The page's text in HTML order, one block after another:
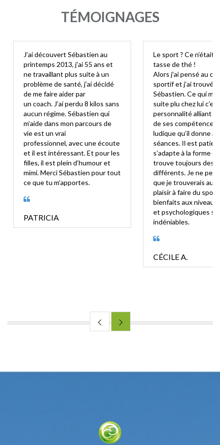
TÉMOIGNAGES
J’ai découvert Sébastien au
printemps 2013, j’ai 55 ans et
ne travaillant plus suite à un
problème de santé, j’ai décidé
de me faire aider par
un coach. J’ai perdu 8 kilos sans
aucun régime. Sébastien qui
m’aide dans mon parcours de
vie est un vrai
professionnel, avec une écoute
et il est intéressant. Et pour les
filles, il est plein d’humour et
mimi. Merci Sébastien pour tout
ce que tu m’apportes.
PATRICIA
Le sport ? Ce n’était
tasse de thé !
Alors j’ai pensé au
sportif et j’ai trouvé
Sébastien. Ce qui
suite plu chez lui
personnalité alliant
de ses compétences
ludique qu’il donne à
séances. Il est
s’adapte à la forme
trouve toujours des
différents. Je ne
que je trouverais
plaisir à faire du
bienfaits aux niveaux
et psychologiques
indéniables.
CÉCILE A.